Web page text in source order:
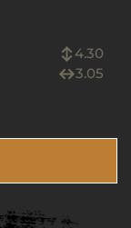
4.30
3.05